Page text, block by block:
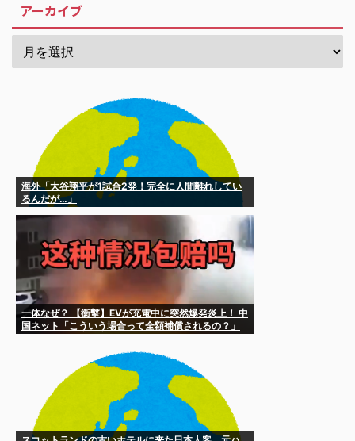
アーカイブ
海外「大谷翔平が1試合2発！完全に人間離れしてい
るんだが…」
一体なぜ？ 【衝撃】EVが充電中に突然爆発炎上！ 中
国ネット「こういう場合って全額補償されるの？」